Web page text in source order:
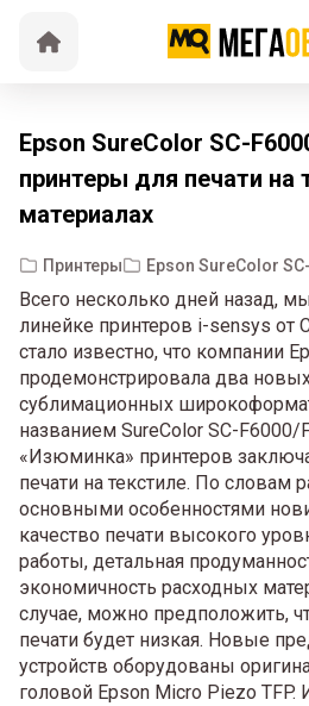
Epson SureColor SC-
принтеры для печати на
материалах
Принтеры Epson SureColor
Всего несколько дней назад,
линейке принтеров i-sensys от
стало известно, что компании
продемонстрировала два
сублимационных
названием SureColor SC-F6000/
«Изюминка» принтеров
печати на текстиле. По словам
основными особенностями
качество печати высокого
работы, детальная
экономичность расходных
случае, можно предположить,
печати будет низкая. Новые
устройств оборудованы
головой Epson Micro Piezo